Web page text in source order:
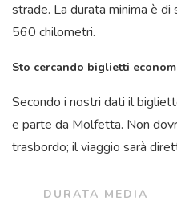
strade. La durata minima è di
560 chilometri.
Sto cercando biglietti
Secondo i nostri dati il
e parte da Molfetta. Non
trasbordo; il viaggio sarà
DURATA MEDIA